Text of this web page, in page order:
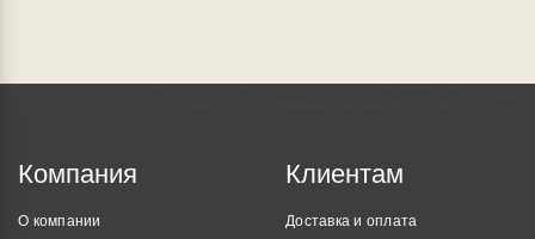
Компания
О компании
Клиентам
Доставка и оплата